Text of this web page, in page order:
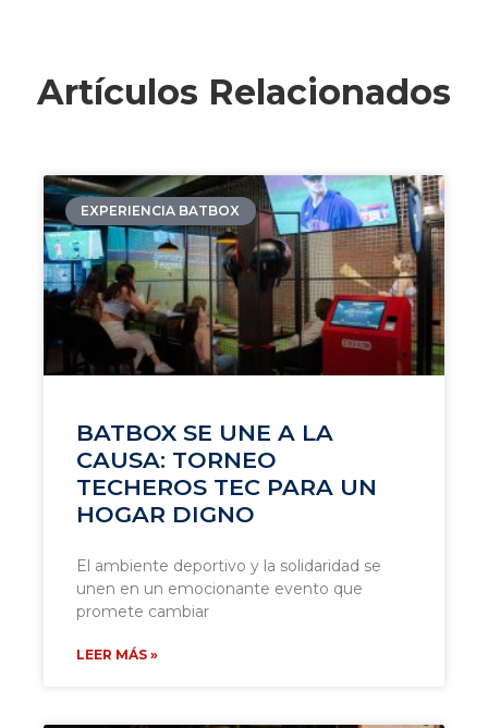
Artículos Relacionados
EXPERIENCIA BATBOX
BATBOX SE UNE A LA
CAUSA: TORNEO
TECHEROS TEC PARA UN
HOGAR DIGNO
El ambiente deportivo y la solidaridad se
unen en un emocionante evento que
promete cambiar
LEER MÁS »